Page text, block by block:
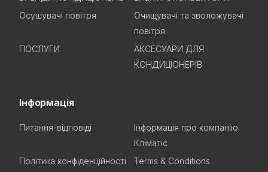
Осушувачі повітря
Очищувачі та зволожувачі
повітря
ПОСЛУГИ
АКСЕСУАРИ ДЛЯ
КОНДИЦІОНЕРІВ
Інформація
Питання-відповіді
Інформація про компанію
Кліматіс
Політика конфіденційності
Terms & Conditions